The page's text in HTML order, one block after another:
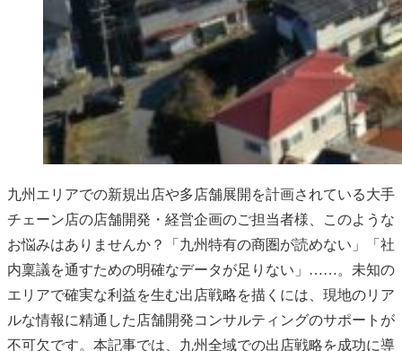
九州エリアでの新規出店や多店舗展開を計画されている大手
チェーン店の店舗開発・経営企画のご担当者様、このような
お悩みはありませんか？「九州特有の商圏が読めない」「社
内稟議を通すための明確なデータが足りない」……。未知の
エリアで確実な利益を生む出店戦略を描くには、現地のリア
ルな情報に精通した店舗開発コンサルティングのサポートが
不可欠です。本記事では、九州全域での出店戦略を成功に導